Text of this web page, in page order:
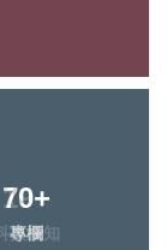
70+
專欄